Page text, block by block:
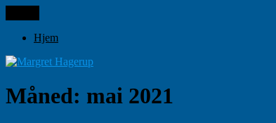
til
innhold
Margret Hagerup
Hjem
Måned: mai 2021